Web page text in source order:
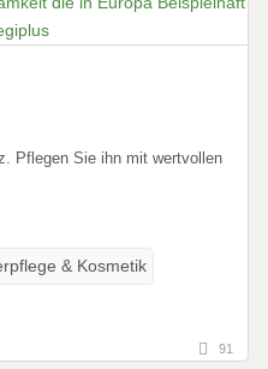
Pflegen Sie ihn mit wertvollen
& Kosmetik
91